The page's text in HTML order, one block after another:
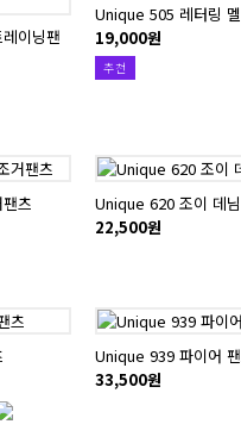
이닝팬
Unique 505 레터링
19,000원
추천
츠
Unique 620 조이 데
22,500원
Unique 939 파이어
33,500원